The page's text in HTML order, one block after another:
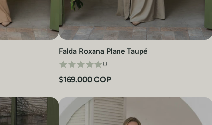
Vista rápida
Falda Roxana Plane Taupé
0
$169.000 COP